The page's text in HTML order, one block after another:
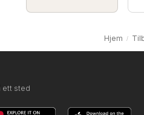
Hjem
ett sted